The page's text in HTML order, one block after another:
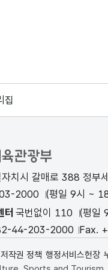
집
치시 갈매로 388 정부
2000 (평일 9시 ~
터 국번없이 110
(평일
44-203-2000 Fax.
저작권 정책 행정서비스헌장